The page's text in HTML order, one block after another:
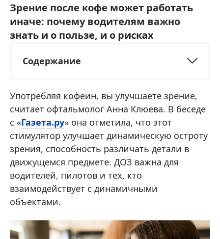
Зрение после кофе может работать
иначе: почему водителям важно
знать и о пользе, и о рисках
Содержание
Употребляя кофеин, вы улучшаете зрение,
считает офтальмолог Анна Клюева. В беседе
с «Газета.ру» она отметила, что этот
стимулятор улучшает динамическую остроту
зрения, способность различать детали в
движущемся предмете. ДОЗ важна для
водителей, пилотов и тех, кто
взаимодействует с динамичными
объектами.